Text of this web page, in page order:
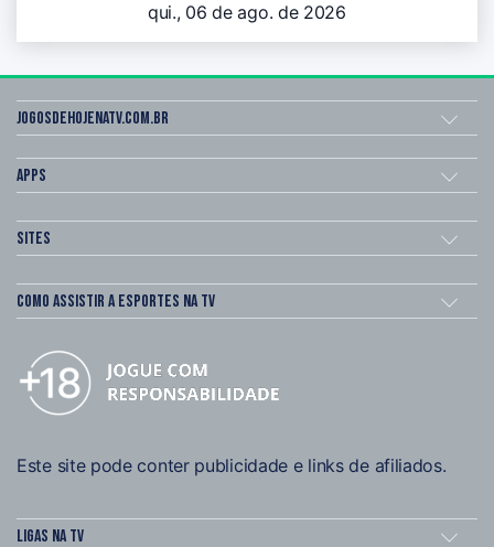
qui., 06 de ago. de 2026
Jogosdehojenatv.com.br
Apps
Sites
Como assistir a esportes na TV
Este site pode conter publicidade e links de afiliados.
Ligas na TV